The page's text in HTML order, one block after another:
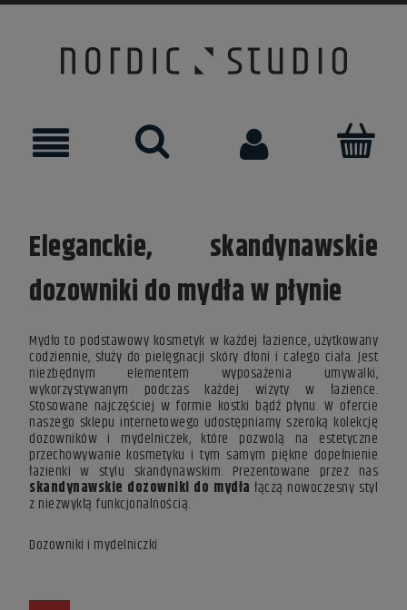
Eleganckie, skandynawskie
dozowniki do mydła w płynie
Mydło to podstawowy kosmetyk w każdej łazience, użytkowany
codziennie, służy do pielęgnacji skóry dłoni i całego ciała. Jest
niezbędnym elementem wyposażenia umywalki,
wykorzystywanym podczas każdej wizyty w łazience.
Stosowane najczęściej w formie kostki bądź płynu. W ofercie
naszego sklepu internetowego udostępniamy szeroką kolekcję
dozowników i mydelniczek, które pozwolą na estetyczne
przechowywanie kosmetyku i tym samym piękne dopełnienie
łazienki w stylu skandynawskim. Prezentowane przez nas
skandynawskie dozowniki do mydłałączą nowoczesny styl
z niezwykłą funkcjonalnością.
Dozowniki i mydelniczki